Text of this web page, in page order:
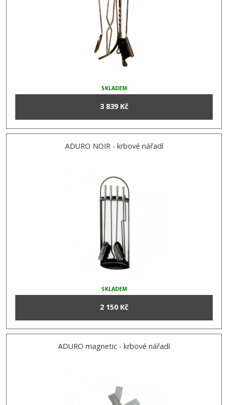
SKLADEM
3 839 Kč
ADURO NOIR - krbové nářadí
SKLADEM
2 150 Kč
ADURO magnetic - krbové nářadí